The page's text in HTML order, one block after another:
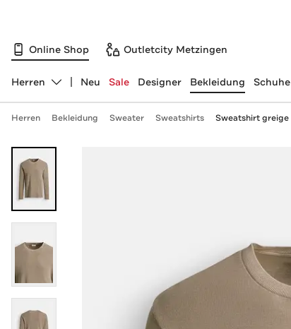
Online Shop Outletcity Metzingen
Abteilung ändern, ausgewählt:
Herren Neu Sale Designer Bekleidung Schuhe
Herren Bekleidung Sweater Sweatshirts Sweatshirt greige